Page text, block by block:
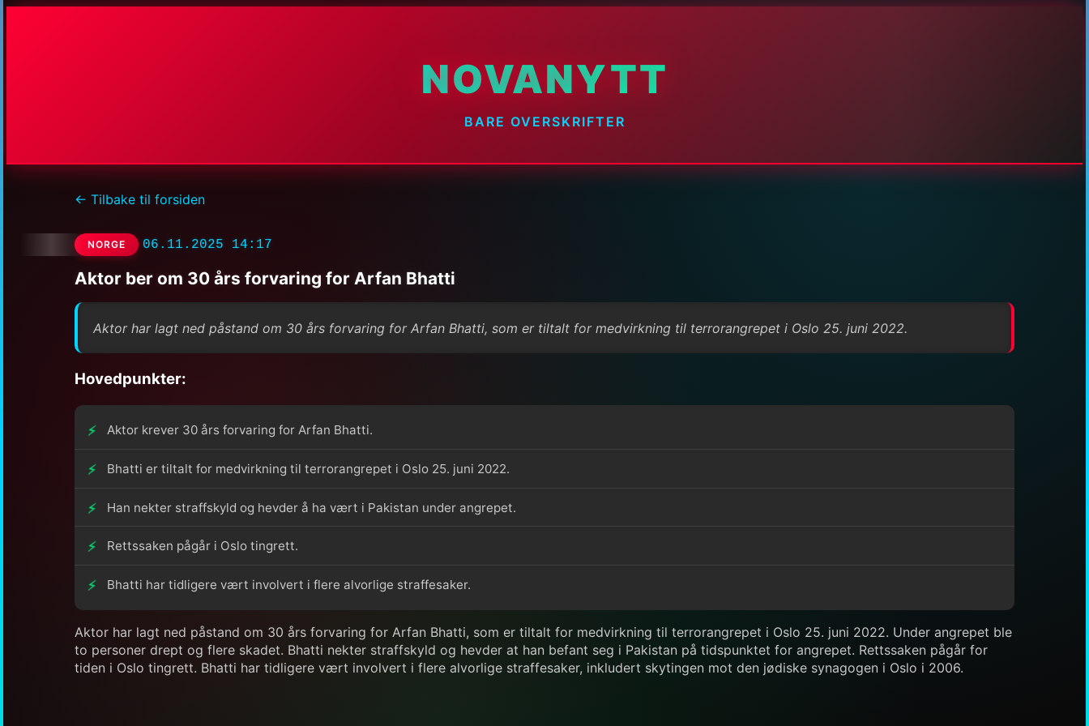
NOVANYTT
BARE OVERSKRIFTER
← Tilbake til forsiden
NORGE 06.11.2025 14:17
Aktor ber om 30 års forvaring for Arfan Bhatti
Aktor har lagt ned påstand om 30 års forvaring for Arfan Bhatti, som er tiltalt for medvirkning til terrorangrepet i Oslo 25. juni 2022.
Hovedpunkter:
Aktor krever 30 års forvaring for Arfan Bhatti.
Bhatti er tiltalt for medvirkning til terrorangrepet i Oslo 25. juni 2022.
Han nekter straffskyld og hevder å ha vært i Pakistan under angrepet.
Rettssaken pågår i Oslo tingrett.
Bhatti har tidligere vært involvert i flere alvorlige straffesaker.
Aktor har lagt ned påstand om 30 års forvaring for Arfan Bhatti, som er tiltalt for medvirkning til terrorangrepet i Oslo 25. juni 2022. Under angrepet ble
to personer drept og flere skadet. Bhatti nekter straffskyld og hevder at han befant seg i Pakistan på tidspunktet for angrepet. Rettssaken pågår for
tiden i Oslo tingrett. Bhatti har tidligere vært involvert i flere alvorlige straffesaker, inkludert skytingen mot den jødiske synagogen i Oslo i 2006.